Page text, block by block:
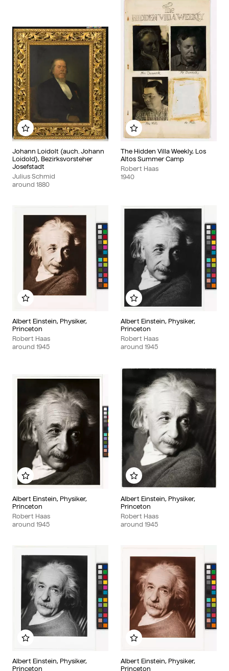
Johann Loidolt (auch. Johann
Loidold), Bezirksvorsteher
Josefstadt
Julius Schmid
around 1880
Add to my album
The Hidden Villa Weekly, Los
Altos Summer Camp
Robert Haas
1940
Add to my album
Albert Einstein, Physiker,
Princeton
Robert Haas
around 1945
Add to my album
Albert Einstein, Physiker,
Princeton
Robert Haas
around 1945
Add to my album
Albert Einstein, Physiker,
Princeton
Robert Haas
around 1945
Add to my album
Albert Einstein, Physiker,
Princeton
Robert Haas
around 1945
Add to my album
Albert Einstein, Physiker,
Princeton
Add to my album
Albert Einstein, Physiker,
Princeton
Add to my album